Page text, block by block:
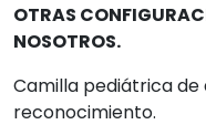
OTRAS
NOSOTROS.
Camilla pediátrica
reconocimiento.